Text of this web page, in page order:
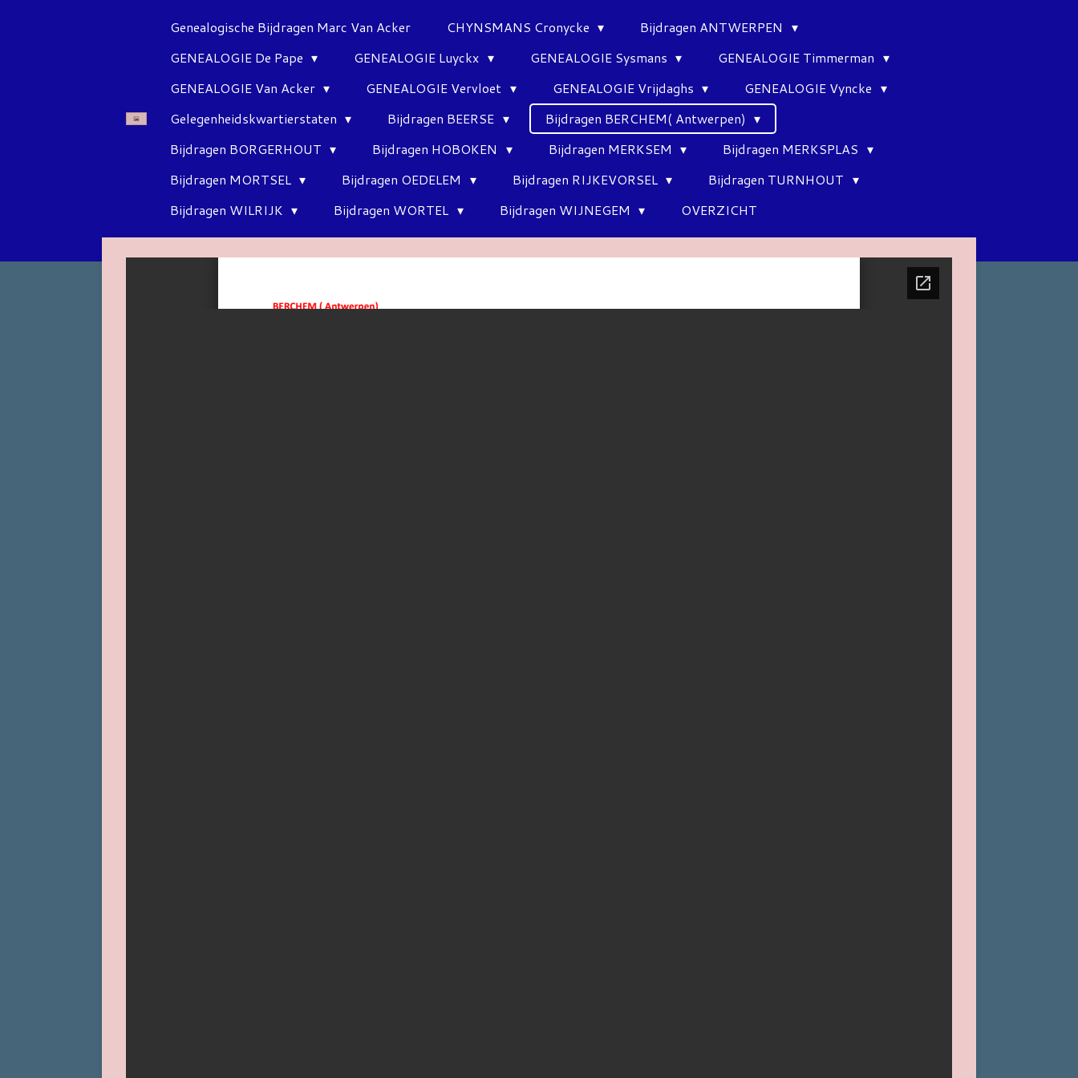
Genealogische Bijdragen Marc Van Acker CHYNSMANS Cronycke
Bijdragen ANTWERPEN
GENEALOGIE De Pape
GENEALOGIE Luyckx GENEALOGIE Sysmans
GENEALOGIE Timmerman
GENEALOGIE Van Acker
GENEALOGIE Vervloet GENEALOGIE Vrijdaghs
GENEALOGIE Vyncke
Gelegenheidskwartierstaten
Bijdragen BEERSE
Bijdragen BERCHEM( Antwerpen)
Bijdragen BORGERHOUT
Bijdragen HOBOKEN Bijdragen MERKSEM
Bijdragen MERKSPLAS
Bijdragen MORTSEL
Bijdragen OEDELEM Bijdragen RIJKEVORSEL
Bijdragen TURNHOUT
Bijdragen WILRIJK
Bijdragen WORTEL Bijdragen WIJNEGEM OVERZICHT